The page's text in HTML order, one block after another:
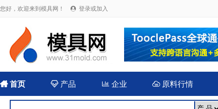
您好，欢迎来到模具网！  登录或加入
首页  产品 企业 原料行情